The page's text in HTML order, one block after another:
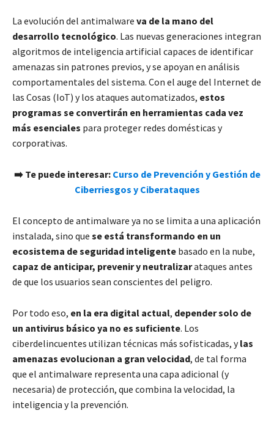
La evolución del antimalware va de la mano del
desarrollo tecnológico. Las nuevas generaciones integran
algoritmos de inteligencia artificial capaces de identificar
amenazas sin patrones previos, y se apoyan en análisis
comportamentales del sistema. Con el auge del Internet de
las Cosas (IoT) y los ataques automatizados, estos
programas se convertirán en herramientas cada vez
más esenciales para proteger redes domésticas y
corporativas.
➡️ Te puede interesar: Curso de Prevención y Gestión de
Ciberriesgos y Ciberataques
El concepto de antimalware ya no se limita a una aplicación
instalada, sino que se está transformando en un
ecosistema de seguridad inteligente basado en la nube,
capaz de anticipar, prevenir y neutralizarataques antes
de que los usuarios sean conscientes del peligro.
Por todo eso, en la era digital actual, depender solo de
un antivirus básico ya no es suficiente. Los
ciberdelincuentes utilizan técnicas más sofisticadas, ylas
amenazas evolucionan a gran velocidad, de tal forma
que el antimalware representa una capa adicional (y
necesaria) de protección, que combina la velocidad, la
inteligencia y la prevención.